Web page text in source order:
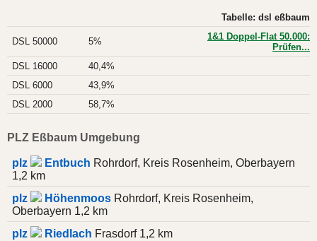
Tabelle: dsl eßbaum
DSL 50000 5%
1&1 Doppel-Flat 50.000:
Prüfen...
DSL 16000
40,4%
DSL 6000
43,9%
DSL 2000
58,7%
PLZ Eßbaum Umgebung
plz Entbuch Rohrdorf, Kreis Rosenheim, Oberbayern
1,2 km
plz
Höhenmoos Rohrdorf, Kreis Rosenheim,
Oberbayern 1,2 km
plz
Riedlach Frasdorf 1,2 km